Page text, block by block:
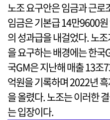
노조 요구안은 임금과 근로
임금은 기본급 14만9600
의 성과급을 내걸었다. 노
을 요구하는 배경에는 한
국GM은 지난해 매출 13
억원을 기록하며 2022년
을 올렸다. 노조는 이러한
는 입장이다.